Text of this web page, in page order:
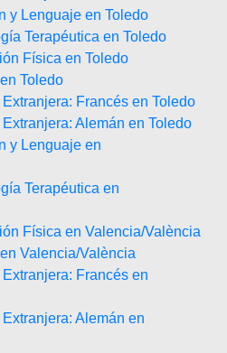
y Lenguaje en Toledo
Terapéutica en Toledo
Física en Toledo
Toledo
Francés en Toledo
Alemán en Toledo
y Lenguaje en
Terapéutica en
Física en Valencia/València
Valencia/València
Francés en
Alemán en